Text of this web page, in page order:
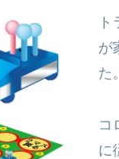
が
た。
コ
に